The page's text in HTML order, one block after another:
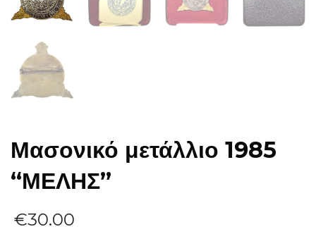
Μασονικό μετάλλιο 1985
“ΜΕΛΗΣ”
€30.00